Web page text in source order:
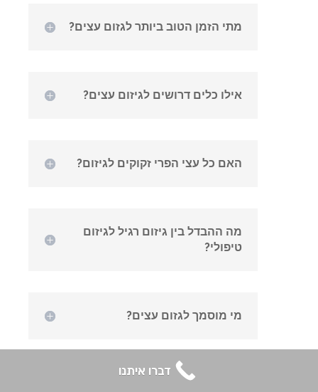
מתי הזמן הטוב ביותר לגזום עצים?
אילו כלים דרושים לגיזום עצים?
האם כל עצי הפרי זקוקים לגיזום?
מה ההבדל בין גיזום רגיל לגיזום
טיפולי?
מי מוסמך לגזום עצים?
דברו איתנו